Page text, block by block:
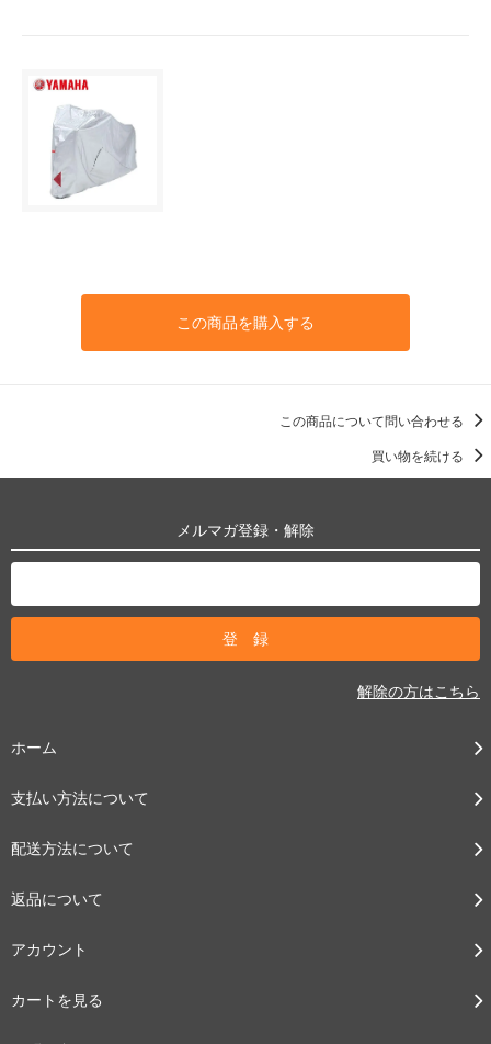
この商品を購入する
この商品について問い合わせる
買い物を続ける
メルマガ登録・解除
解除の方はこちら
ホーム
支払い方法について
配送方法について
返品について
アカウント
カートを見る